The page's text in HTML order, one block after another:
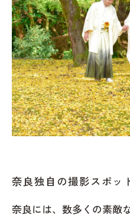
奈良独自の撮影スポッ
奈良には、数多くの素敵